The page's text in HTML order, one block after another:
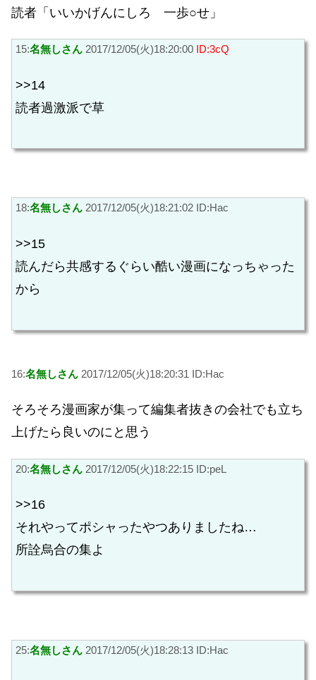
読者「いいかげんにしろ 一歩○せ」
15:名無しさん 2017/12/05(火)18:20:00 ID:3cQ
>>14
読者過激派で草
18:名無しさん 2017/12/05(火)18:21:02 ID:Hac
>>15
読んだら共感するぐらい酷い漫画になっちゃった
から
16:名無しさん 2017/12/05(火)18:20:31 ID:Hac
そろそろ漫画家が集って編集者抜きの会社でも立ち
上げたら良いのにと思う
20:名無しさん 2017/12/05(火)18:22:15 ID:peL
>>16
それやってポシャったやつありましたね…
所詮烏合の集よ
25:名無しさん 2017/12/05(火)18:28:13 ID:Hac